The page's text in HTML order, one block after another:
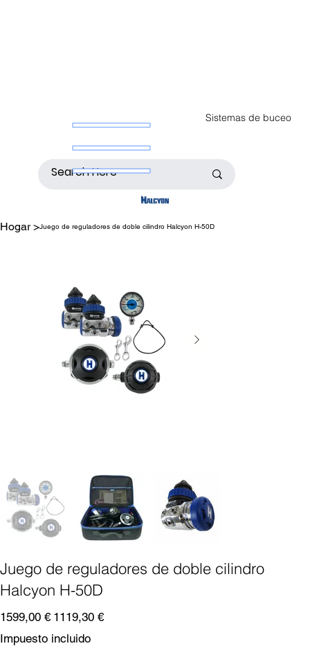
Sistemas de buceo
Hogar >Juego de reguladores de doble cilindro Halcyon H-50D
Juego de reguladores de doble cilindro
Halcyon H-50D
Precio
original
1599,00 € Precio
de
1119,30 €
Impuesto incluido